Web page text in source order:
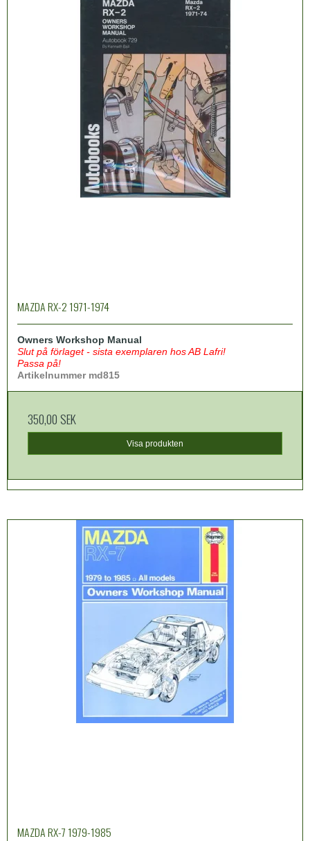
MAZDA RX-2 1971-1974
Owners Workshop Manual
Slut på förlaget - sista exemplaren hos AB Lafri!
Passa på!
Artikelnummer md815
350,00 SEK
Visa produkten
MAZDA RX-7 1979-1985